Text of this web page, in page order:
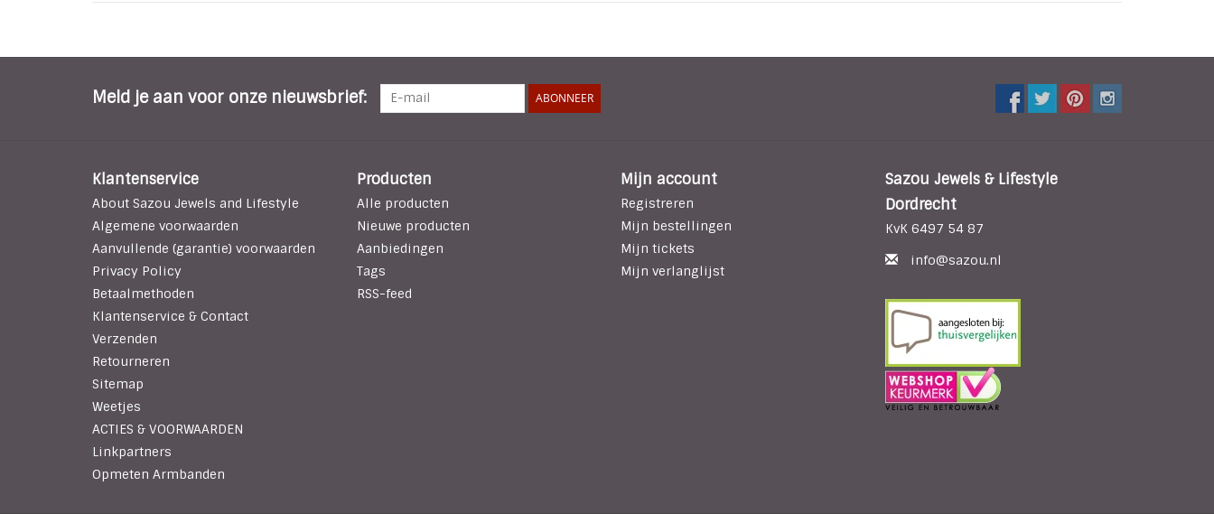
Meld je aan voor onze nieuwsbrief: ABONNEER
Klantenservice
About Sazou Jewels and Lifestyle
Algemene voorwaarden
Aanvullende (garantie) voorwaarden
Privacy Policy
Betaalmethoden
Klantenservice & Contact
Verzenden
Retourneren
Sitemap
Weetjes
ACTIES & VOORWAARDEN
Linkpartners
Opmeten Armbanden
Producten
Alle producten
Nieuwe producten
Aanbiedingen
Tags
RSS-feed
Mijn account
Registreren
Mijn bestellingen
Mijn tickets
Mijn verlanglijst
Sazou Jewels & Lifestyle
Dordrecht
KvK 6497 54 87
info@sazou.nl